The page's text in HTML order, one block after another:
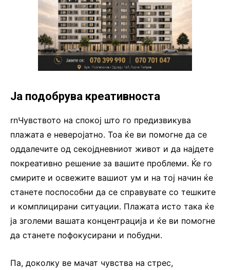
Ја подобрува креативноста
rnЧувството на спокој што го предизвикува
плажата е неверојатно. Тоа ќе ви помогне да се
оддалечите од секојдневниот живот и да најдете
покреативно решение за вашите проблеми. Ќе го
смирите и освежите вашиот ум и на тој начин ќе
станете поспособни да се справувате со тешките
и комплицирани ситуации. Плажата исто така ќе
ја зголеми вашата концентрација и ќе ви помогне
да станете пофокусирани и побудни.
Па, доколку ве мачат чувства на стрес,